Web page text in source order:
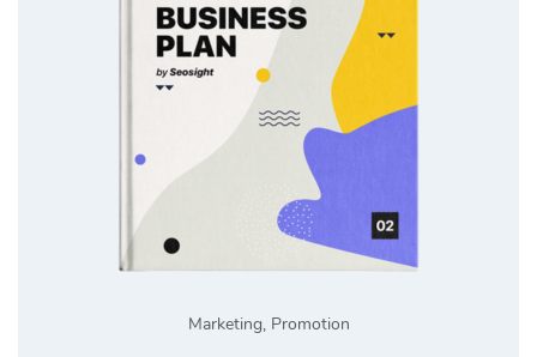
Marketing, Promotion